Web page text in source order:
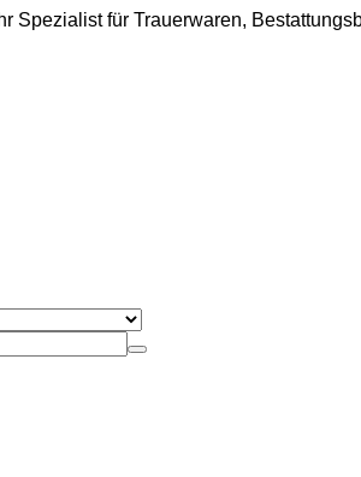
Spezialist für Trauerwaren,